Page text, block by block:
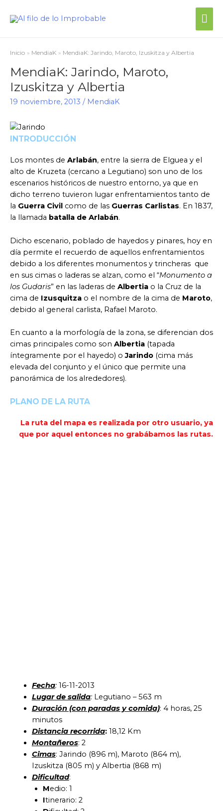
Inicio MendiaK MendiaK: Jarindo, Maroto, Izuskitza y Albertia
MendiaK: Jarindo, Maroto,
Izuskitza y Albertia
19 noviembre, 2013 / MendiaK
INTRODUCCIÓN
Los montes de Arlabán, entre la sierra de Elguea y el
alto de Kruzeta (cercano a Legutiano) son uno de los
escenarios históricos de nuestro entorno, ya que en
dicho terreno tuvieron lugar enfrentamientos tanto de
la Guerra Civil como de las Guerras Carlistas. En 1837,
la llamada batalla de Arlabán.
Dicho escenario, poblado de hayedos y pinares, hoy en
día permite el recuerdo de aquellos enfrentamientos
debido a los diferentes monumentos y trincheras que
en sus cimas o laderas se alzan, como el “Monumento a
los Gudaris” en las laderas de Albertia o la Cruz de la
cima de Izusquitza o el nombre de la cima de Maroto,
debido al general carlista, Rafael Maroto.
En cuanto a la morfología de la zona, se diferencian dos
cimas principales como son Albertia (tapada
íntegramente por el hayedo) oJarindo (cima más
elevada del conjunto y el único que permite una
panorámica de los alrededores).
PLANO DE LA RUTA
La ruta del mapa es realizada por otro usuario, ya
que por aquel entonces no grabábamos las rutas.
Fecha: 16-11-2013
Lugar de salida:Legutiano – 563 m
Duración (con paradas y comida): 4 horas, 25
minutos
Distancia recorrida:18,12 Km
Montañeros: 2
Cimas: Jarindo (896 m), Maroto (864 m),
Izuskitza (805 m) y Albertia (868 m)
Dificultad:
Medio: 1
Itinerario: 2